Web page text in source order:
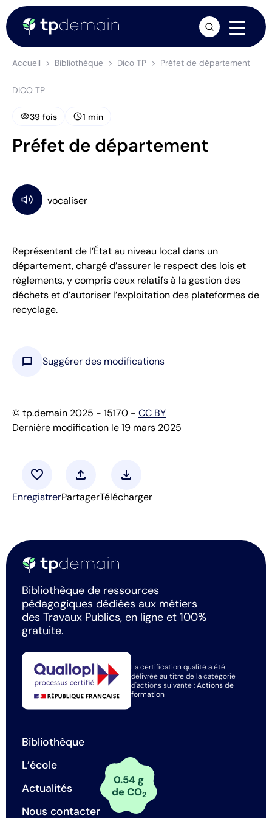
Accueil Bibliothèque Dico TP Préfet de département
DICO TP
visibility39 fois schedule1 min
Préfet de département
Représentant de l’État au niveau local dans un
département, chargé d’assurer le respect des lois et
règlements, y compris ceux relatifs à la gestion des
déchets et d’autoriser l’exploitation des plateformes de
recyclage.
chat_bubble Suggérer des modifications
© tp.demain 2025 - 15170 - CC BY
Dernière modification le 19 mars 2025
favorite
Enregistrer
upload
Partager
download
Télécharger
Bibliothèque de ressources
pédagogiques dédiées aux métiers
des Travaux Publics, en ligne et 100%
gratuite.
La certification qualité a été
délivrée au titre de la catégorie
d'actions suivante :Actions de
formation
Bibliothèque
L’école
Actualités
Nous contacter
0.54 g
de CO2
arrow_forward